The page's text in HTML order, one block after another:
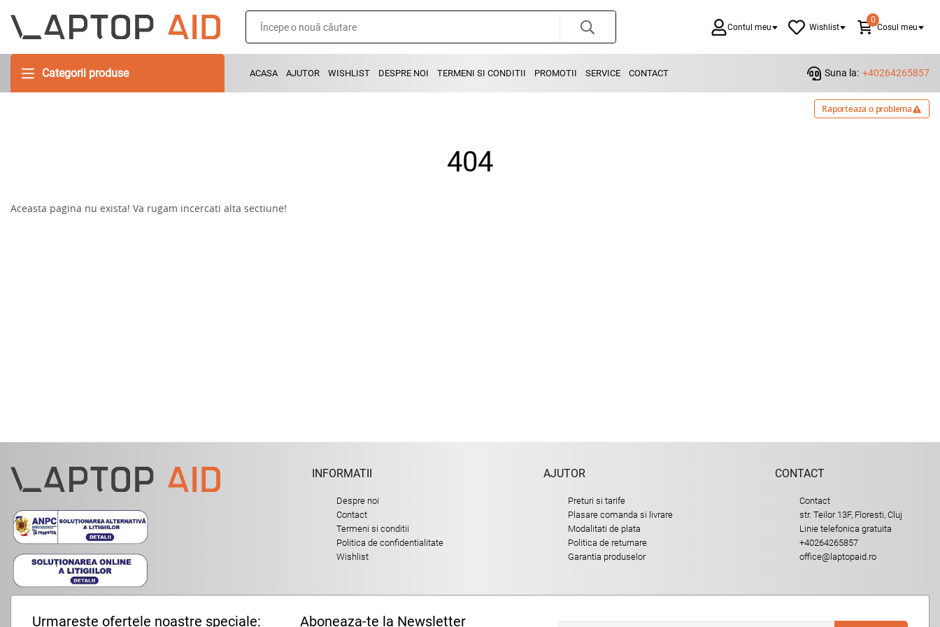
Contul meu Wishlist
0
Cosul meu
Categorii produse ACASA AJUTOR WISHLIST DESPRE NOI TERMENI SI CONDITII PROMOTII SERVICE CONTACT Suna la: +40264265857
Raporteaza o problema
404
Aceasta pagina nu exista! Va rugam incercati alta sectiune!
INFORMATII
Despre noi
Contact
Termeni si conditii
Politica de confidentialitate
Wishlist
AJUTOR
Preturi si tarife
Plasare comanda si livrare
Modalitati de plata
Politica de returnare
Garantia produselor
CONTACT
Contact
str. Teilor 13F, Floresti, Cluj
Linie telefonica gratuita
+40264265857
office@laptopaid.ro
Urmareste ofertele noastre speciale: Aboneaza-te la Newsletter